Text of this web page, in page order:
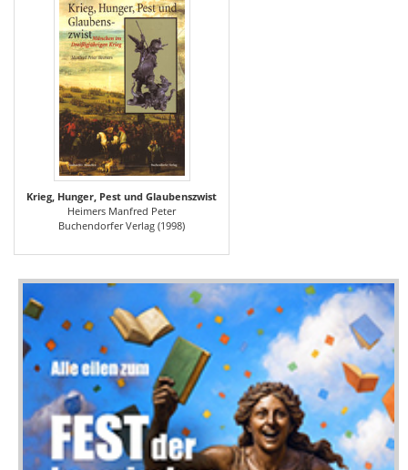
Krieg, Hunger, Pest und Glaubenszwist
Heimers Manfred Peter
Buchendorfer Verlag (1998)